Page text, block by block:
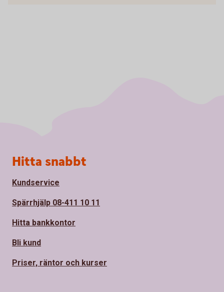
Sidfot
Hitta snabbt
Kundservice
Spärrhjälp 08-411 10 11
Hitta bankkontor
Bli kund
Priser, räntor och kurser